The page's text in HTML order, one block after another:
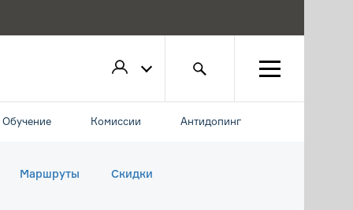
Обучение Комиссии Антидопинг
Маршруты Скидки